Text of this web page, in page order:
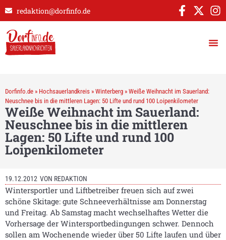
redaktion@dorfinfo.de
Dorfinfo.de » Hochsauerlandkreis » Winterberg » Weiße Weihnacht im Sauerland:
Neuschnee bis in die mittleren Lagen: 50 Lifte und rund 100 Loipenkilometer
Weiße Weihnacht im Sauerland:
Neuschnee bis in die mittleren
Lagen: 50 Lifte und rund 100
Loipenkilometer
19.12.2012 VON REDAKTION
Wintersportler und Liftbetreiber freuen sich auf zwei
schöne Skitage: gute Schneeverhältnisse am Donnerstag
und Freitag. Ab Samstag macht wechselhaftes Wetter die
Vorhersage der Wintersportbedingungen schwer. Dennoch
sollen am Wochenende wieder über 50 Lifte laufen und über